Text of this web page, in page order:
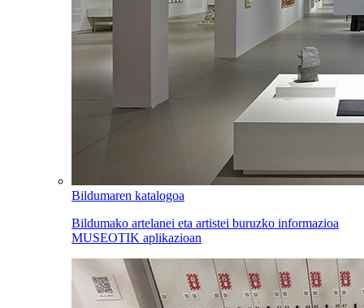
Bildumaren katalogoa
Bildumako artelanei eta artistei buruzko informazioa
MUSEOTIK aplikazioan